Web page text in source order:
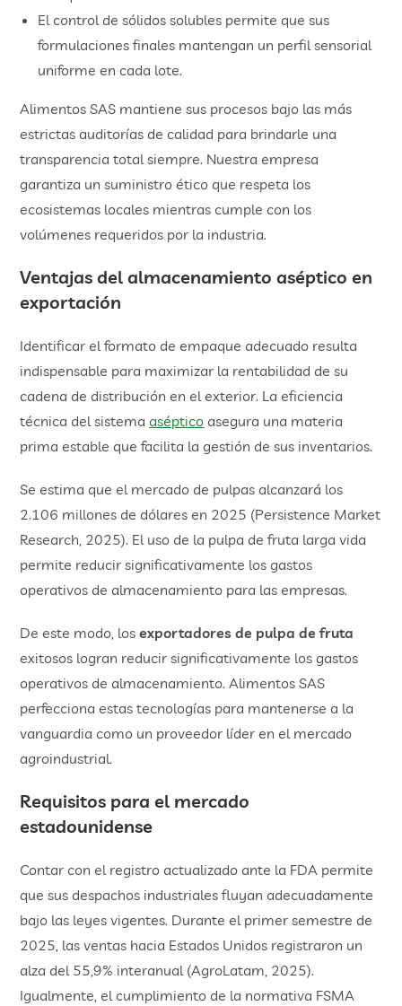
​El control de sólidos solubles permite que sus
formulaciones finales mantengan un perfil sensorial
uniforme en cada lote.
Alimentos SAS mantiene sus procesos bajo las más
estrictas auditorías de calidad para brindarle una
transparencia total siempre. Nuestra empresa
garantiza un suministro ético que respeta los
ecosistemas locales mientras cumple con los
volúmenes requeridos por la industria.
Ventajas del almacenamiento aséptico en
exportación
Identificar el formato de empaque adecuado resulta
indispensable para maximizar la rentabilidad de su
cadena de distribución en el exterior. La eficiencia
técnica del sistemaaséptico asegura una materia
prima estable que facilita la gestión de sus inventarios.
Se estima que el mercado de pulpas alcanzará los
2.106 millones de dólares en 2025 (Persistence Market
Research, 2025). El uso de la pulpa de fruta larga vida
permite reducir significativamente los gastos
operativos de almacenamiento para las empresas.
De este modo, losexportadores de pulpa de fruta
exitosos logran reducir significativamente los gastos
operativos de almacenamiento. Alimentos SAS
perfecciona estas tecnologías para mantenerse a la
vanguardia como un proveedor líder en el mercado
agroindustrial.
Requisitos para el mercado
estadounidense
Contar con el registro actualizado ante la FDA permite
que sus despachos industriales fluyan adecuadamente
bajo las leyes vigentes. Durante el primer semestre de
2025, las ventas hacia Estados Unidos registraron un
alza del 55,9% interanual (AgroLatam, 2025).
Igualmente, el cumplimiento de la normativa FSMA